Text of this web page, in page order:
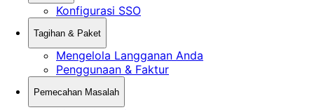
Konfigurasi SSO
Tagihan & Paket
Mengelola Langganan Anda
Penggunaan & Faktur
Pemecahan Masalah